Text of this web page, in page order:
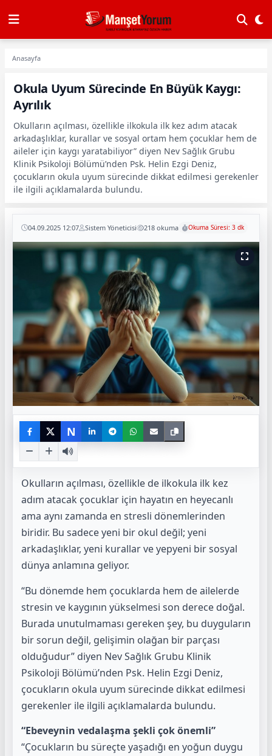
Anasayfa
Okula Uyum Sürecinde En Büyük Kaygı:
Ayrılık
Okulların açılması, özellikle ilkokula ilk kez adım atacak
arkadaşlıklar, kurallar ve sosyal ortam hem çocuklar hem de
aileler için kaygı yaratabiliyor” diyen Nev Sağlık Grubu
Klinik Psikoloji Bölümü’nden Psk. Helin Ezgi Deniz,
çocukların okula uyum sürecinde dikkat edilmesi gerekenler
ile ilgili açıklamalarda bulundu.
04.09.2025 12:07 Sistem Yöneticisi 218 okuma Okuma Süresi: 3 dk
N
Okulların açılması, özellikle de ilkokula ilk kez
adım atacak çocuklar için hayatın en heyecanlı
ama aynı zamanda en stresli dönemlerinden
biridir. Bu sadece yeni bir okul değil; yeni
arkadaşlıklar, yeni kurallar ve yepyeni bir sosyal
dünya anlamına geliyor.
“Bu dönemde hem çocuklarda hem de ailelerde
stresin ve kaygının yükselmesi son derece doğal.
Burada unutulmaması gereken şey, bu duyguların
bir sorun değil, gelişimin olağan bir parçası
olduğudur” diyen Nev Sağlık Grubu Klinik
Psikoloji Bölümü’nden Psk. Helin Ezgi Deniz,
çocukların okula uyum sürecinde dikkat edilmesi
gerekenler ile ilgili açıklamalarda bulundu.
“Ebeveynin vedalaşma şekli çok önemli”
“Çocukların bu süreçte yaşadığı en yoğun duygu